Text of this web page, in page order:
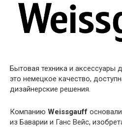
Бытовая техника и аксессуары
это немецкое качество,
дизайнерские решения.
Компанию Weissgauff
из Баварии и Ганс Вейс,